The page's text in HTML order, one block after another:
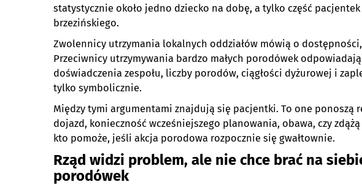
statystycznie około jedno dziecko na dobę, a tylko część
brzezińskiego.
Zwolennicy utrzymania lokalnych oddziałów mówią o
Przeciwnicy utrzymywania bardzo małych porodówek
doświadczenia zespołu, liczby porodów, ciągłości dyżurowej i
tylko symbolicznie.
Między tymi argumentami znajdują się pacjentki. To one ponoszą
dojazd, konieczność wcześniejszego planowania, obawa, czy
kto pomoże, jeśli akcja porodowa rozpocznie się gwałtownie.
Rząd widzi problem, ale nie chce brać na
porodówek